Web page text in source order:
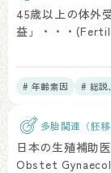
45歳以上の体外
益」・・・
# 年齢素因 # 総説
多胎関連（胚移
植）
日本の生殖補助
Obstet